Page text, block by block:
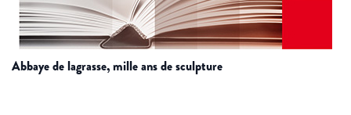
abbaye de lagrasse, mille ans de sculpture